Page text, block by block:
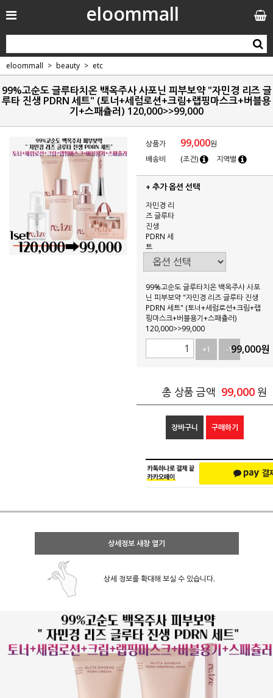
eloommall
eloommall beauty etc
99%고순도 글루타치온 백옥주사 사포닌 피부보약 "자민경 리즈 글
루타 진생 PDRN 세트" (토너+세럼로션+크림+랩핑마스크+버블용
기+스패츌러) 120,000>>99,000
상품가 99,000원
배송비
(조건) 지역별
+ 추가 옵션 선택
자민경 리
즈 글루타
진생
PDRN 세
트
99%고순도 글루타치온 백옥주사 사포
닌 피부보약 "자민경 리즈 글루타 진생
PDRN 세트" (토너+세럼로션+크림+랩
핑마스크+버블용기+스패츌러)
120,000>>99,000
+1
-199,000원
총 상품 금액 99,000 원
장바구니 구매하기
상세정보 새창 열기
상세 정보를 확대해 보실 수 있습니다.